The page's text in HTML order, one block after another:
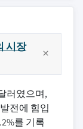
시장
러였으며,
전에 힘입
를 기록